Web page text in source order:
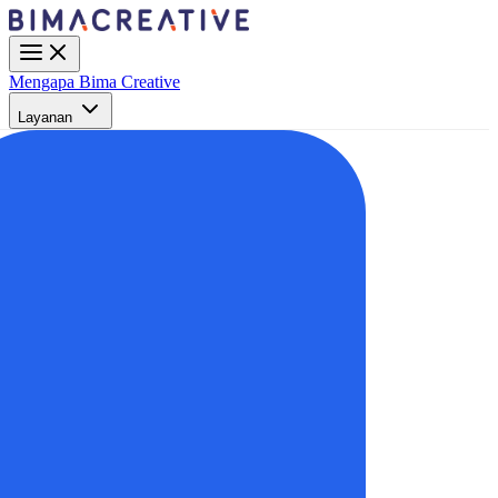
Mengapa Bima Creative
Layanan